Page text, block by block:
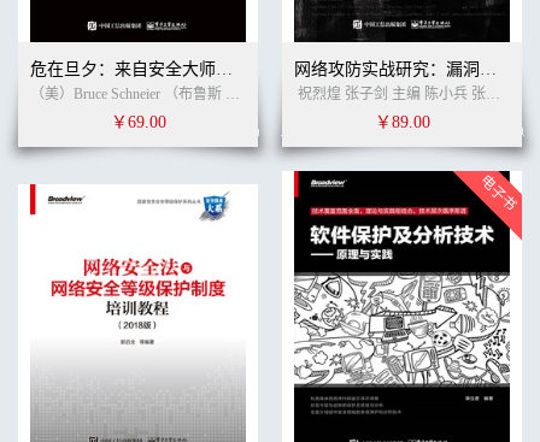
危在旦夕：来自安全大师的154条忠告
（美）Bruce Schneier （布鲁斯 施奈德 ） (作者) 戴士剑 戴士剑 (译者)
￥69.00
网络攻防实战研究：漏洞利用与提权
祝烈煌 张子剑 主编 陈小兵 张胜生 王坤 徐炎 编著
￥89.00